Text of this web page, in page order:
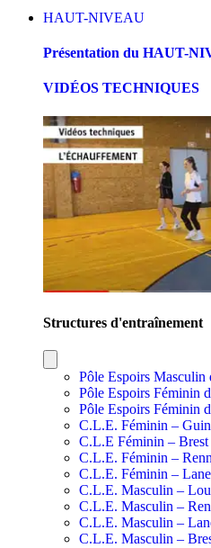
HAUT-NIVEAU
Présentation du HAUT-
VIDÉOS TECHNIQUES
Structures d'entraînement
Pôle Espoirs Masculin
Pôle Espoirs Féminin
Pôle Espoirs Féminin
C.L.E. Féminin –
C.L.E Féminin – Brest
C.L.E. Féminin –
C.L.E. Féminin –
C.L.E. Masculin –
C.L.E. Masculin –
C.L.E. Masculin –
C.L.E. Masculin –